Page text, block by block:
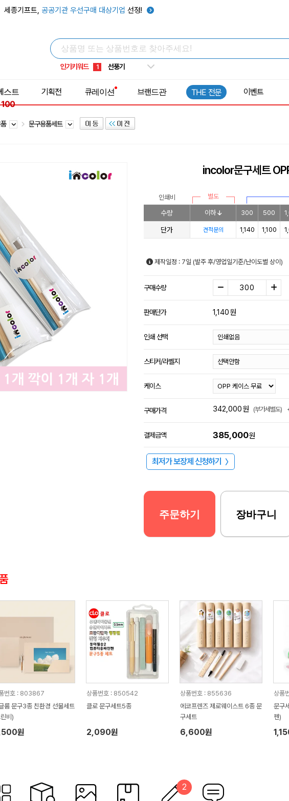
세종기프트, 공공기관 우선구매 대상기업 선정!
인기키워드
1 선풍기
2 부채
4 보온보냉백
6 우산
9 넥쿨러
스트
100
기획전 큐레이션 브랜드관 THE 전문 이벤트
문구용품세트
incolor문구세트
인쇄비 별도
수량 이하 300 500
단가 견적문의 1,140 1,100
제작일정 : 7일 (발주 후/영업일기준/난이도별 상이)
구매수량
판매단가 1,140원
인쇄 선택
스티커/라벨지
케이스
구매가격 342,000원 (부가세별도)
결제금액 385,000원
최저가 보장제 신청하기 〉
주문하기 장바구니
번호 : 803867
룸 문구3종 친환경 선물세트
비)
원
상품번호 : 850542
클로 문구세트5종
2,090원
상품번호 : 855636
에코프렌즈 제로웨이스트 6종 문
구세트
6,600원
상품
문구
펜)
2